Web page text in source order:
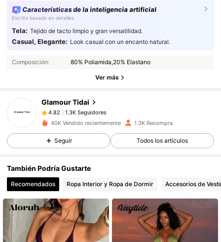
Características de la inteligencia artificial
Escrito basado en detalles
Tela: Tejido de tacto limpio y gran versatilidad.
Casual, Elegante: Look casual con un encanto natural.
Composición: 80% Poliamida,20% Elastano
Ver más
Glamour Tidai
4.82 1.3K Seguidores
4.82 1.3K Seguidores
1.3K Seguidores
4.82
1.3K Seguidores
y***8seguidoHace 1 día
4.82 1.3K Seguidores
4.82
4.82 1.3K Seguidores
40K Vendido recientemente 1.3K Recompra
Seguir Todos los artículos
También Podría Gustarte
Recomendados Ropa Interior y Ropa de Dormir Accesorios de